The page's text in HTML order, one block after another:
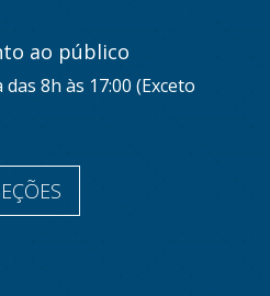
ao público
8h às 17:00 (Exceto